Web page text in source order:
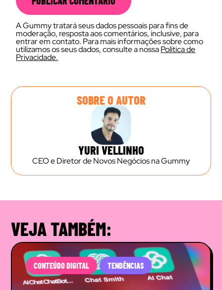
A Gummy tratará seus dados pessoais para fins de
moderação, resposta aos comentários, inclusive, para
entrar em contato. Para mais informações sobre como
utilizamos os seus dados, consulte a nossaPolítica de
Privacidade.
SOBRE O AUTOR
YURI VELLINHO
CEO e Diretor de Novos Negócios na Gummy
VEJA TAMBÉM:
CONTEÚDO DIGITAL TENDÊNCIAS